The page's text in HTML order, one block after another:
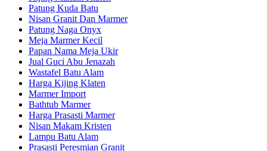
Patung Kuda Batu
Nisan Granit Dan Marmer
Patung Naga Onyx
Meja Marmer Kecil
Papan Nama Meja Ukir
Jual Guci Abu Jenazah
Wastafel Batu Alam
Harga Kijing Klaten
Marmer Import
Bathtub Marmer
Harga Prasasti Marmer
Nisan Makam Kristen
Lampu Batu Alam
Prasasti Peresmian Granit